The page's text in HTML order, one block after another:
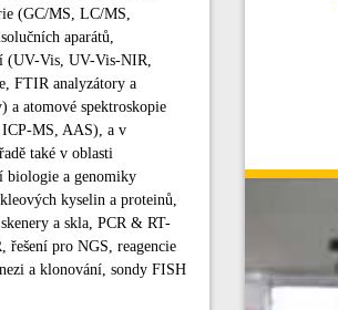
(GC/MS, LC/MS,
aparátů,
(UV-Vis, UV-Vis-NIR,
FTIR analyzátory a
a atomové spektroskopie
MS, AAS), a v
také v oblasti
biologie a genomiky
kyselin a proteinů,
a skla, PCR & RT-
řešení pro NGS, reagencie
a klonování, sondy FISH